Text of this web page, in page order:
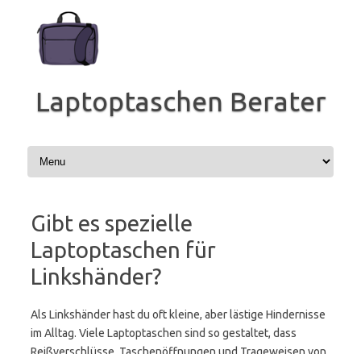
springen
Laptoptaschen Berater
Gibt es spezielle
Laptoptaschen für
Linkshänder?
Als Linkshänder hast du oft kleine, aber lästige Hindernisse
im Alltag. Viele Laptoptaschen sind so gestaltet, dass